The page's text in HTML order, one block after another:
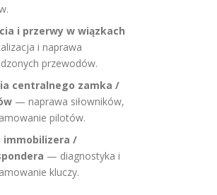
i przerwy w wiązkach
i naprawa
przewodów.
centralnego zamka /
— naprawa siłowników,
pilotów.
immobilizera /
— diagnostyka i
kluczy.